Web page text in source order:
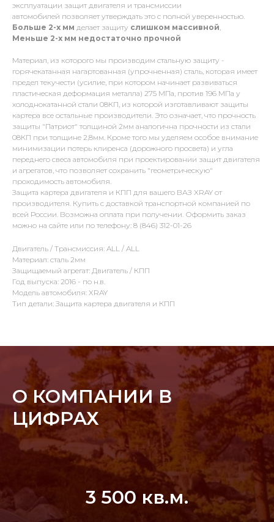
эксплуатации защит двигателя и трансмиссии
автомобилей позволяет утверждать это с полной уверенностью.
Больше 2-х мм делает защиту слишком массивной,
Меньше 2-х мм недостаточно прочной
Материал, из которого мы производим стальную защиту -
горячекатанная нагартованная (упрочненная) сталь, которая имеет
предел текучести (усилие, при котором начинает развиваться
пластическая деформация металла) 275 МПа, против 196 МПа у
холоднокатанной стали 08КП, из которой изготавливают защиты
картера все остальные производители. Это означает, что прочность
защиты "Патриот" толщиной 2мм аналогична прочности из стали
08КП при толщине 2,8мм. Кроме того мы уделяем особое внимание
минимизации потерь клиренса (дорожного просвета) и угла
переднего свеса автомобиля при проектировании защит двигателя
и агрегатов, что позволяет сохранить "геометрическую"
проходимость автомобиля.
Защита картера двигателя и КПП для вашего ВАЗ XRAY от
производителя. Купить с доставкой транспортной компанией по
всей России. Возможна оплата при получении. Оформить заказ
можно на сайте или по телефону: 8 (846) 312-01-26
Двигатель / Трансмиссия: ALL / ALL
Материал: сталь 2мм
Защищаемый агрегат: Двигатель / КПП
Год выпуска: 2016 - по н.в.
Модель автомобиля: XRAY
Тип детали: Защита картера двигателя и КПП
О КОМПАНИИ В
ЦИФРАХ
3 500 кв.м.